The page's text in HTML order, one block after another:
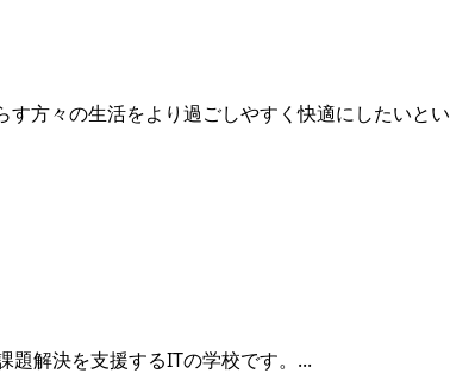
方々の生活をより過ごしやすく快適にしたいとい
題解決を支援するITの学校です。...